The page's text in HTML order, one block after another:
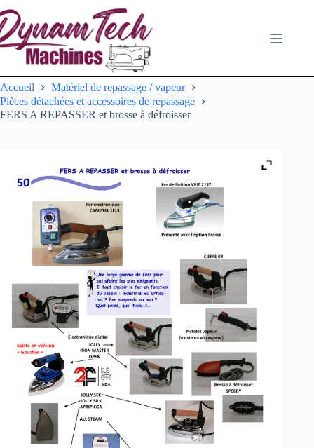
au
contenu
Accueil
Matériel de repassage / vapeur
Pièces détachées et accessoires de repassage
FERS A REPASSER et brosse à défroisser